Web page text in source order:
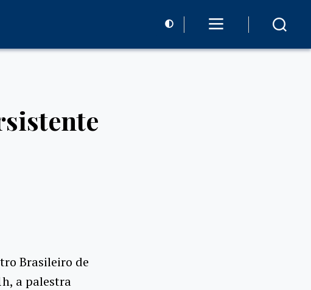
Brasileiro de
a palestra